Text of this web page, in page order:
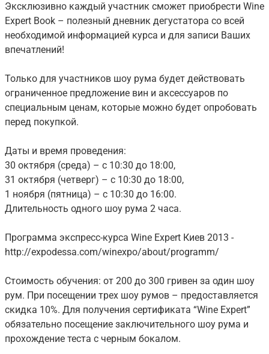
Эксклюзивно каждый участник сможет приобрести Wine
Expert Book – полезный дневник дегустатора со всей
необходимой информацией курса и для записи Ваших
впечатлений!
Только для участников шоу рума будет действовать
ограниченное предложение вин и аксессуаров по
специальным ценам, которые можно будет опробовать
перед покупкой.
Даты и время проведения:
30 октября (среда) – с 10:30 до 18:00,
31 октября (четверг) – с 10:30 до 18:00,
1 ноября (пятница) – с 10:30 до 16:00.
Длительность одного шоу рума 2 часа.
Программа экспресс-курса Wine Expert Киев 2013 -
http://expodessa.com/winexpo/about/programm/
Стоимость обучения: от 200 до 300 гривен за один шоу
рум. При посещении трех шоу румов – предоставляется
скидка 10%. Для получения сертификата “Wine Expert”
обязательно посещение заключительного шоу рума и
прохождение теста с черным бокалом.